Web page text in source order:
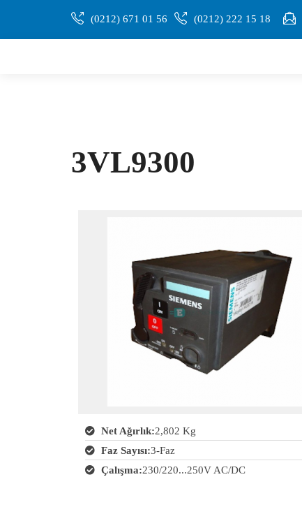
(0212) 671 01 56 (0212) 222 15 18
3VL9300
Net Ağırlık:2,802 Kg
Faz Sayısı:3-Faz
Çalışma:230/220...250V AC/DC